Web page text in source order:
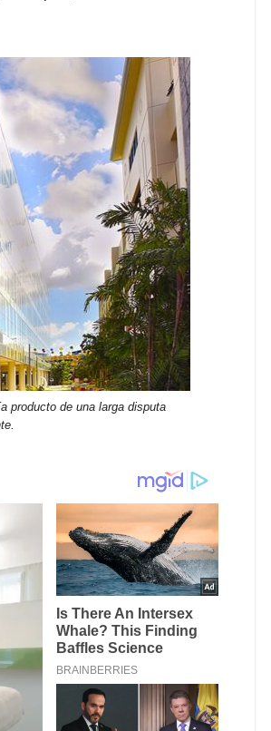
producto de una larga disputa